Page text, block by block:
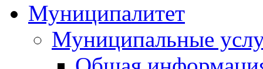
Муниципалитет
Муниципальные